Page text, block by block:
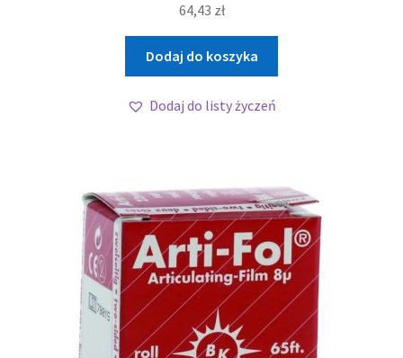
64,43 zł
Dodaj do koszyka
Dodaj do listy życzeń